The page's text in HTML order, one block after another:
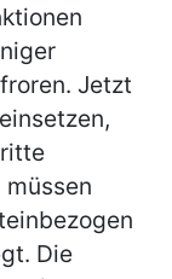
Jetzt
Die